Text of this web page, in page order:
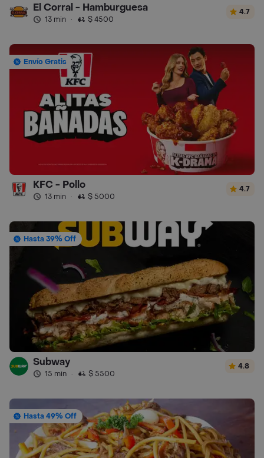
El Corral - Hamburguesa
13 min · $ 4500
4.7
Envío Gratis
KFC - Pollo
13 min · $ 5000
4.7
Hasta 39% Off
Subway
15 min · $ 5500
4.8
Hasta 49% Off